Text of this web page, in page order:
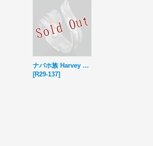
ナバホ族 Harvey Mace イーグルフェザー 12KGF リング 23号 M
[R29-137]